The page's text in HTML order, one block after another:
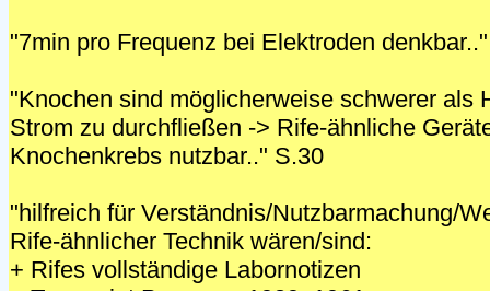
"7min pro Frequenz bei Elektroden
"Knochen sind möglicherweise schwerer als
Strom zu durchfließen -> Rife-ähnliche
Knochenkrebs nutzbar.." S.30
"hilfreich für Verständnis/Nutzbarmachung/
Rife-ähnlicher Technik wären/sind:
+ Rifes vollständige Labornotizen